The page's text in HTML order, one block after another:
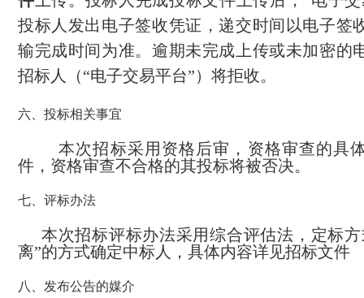
投标人发出 电子签收凭证 ，递交时间以电子签
输完成时间为准。逾期未完成上传或未加密的
招标人
（“电子交易平台”） 将拒收。
六、投标相关事宜
本次招标采用资格后审，资格审查的具
件，资格审查不合格的其投标将被否决。
七、评标办法
本次招标评标办法采用综合评估法，定标
离”的方式确定中标人，具体内容详见招标文件
八、发布公告的媒介